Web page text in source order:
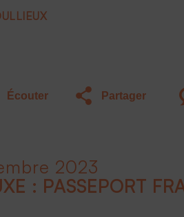
Écouter Partager
2023